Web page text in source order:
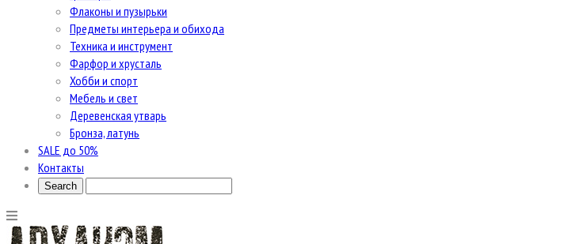
Флаконы и пузырьки
Предметы интерьера и обихода
Техника и инструмент
Фарфор и хрусталь
Хобби и спорт
Мебель и свет
Деревенская утварь
Бронза, латунь
SALE до 50%
Контакты